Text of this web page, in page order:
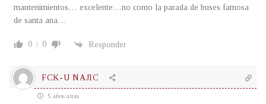
mantenimientos… excelente…no como la parada de buses famosa
de santa ana…
0 0 Responder
FCK-U NAJIC
5 años atrás